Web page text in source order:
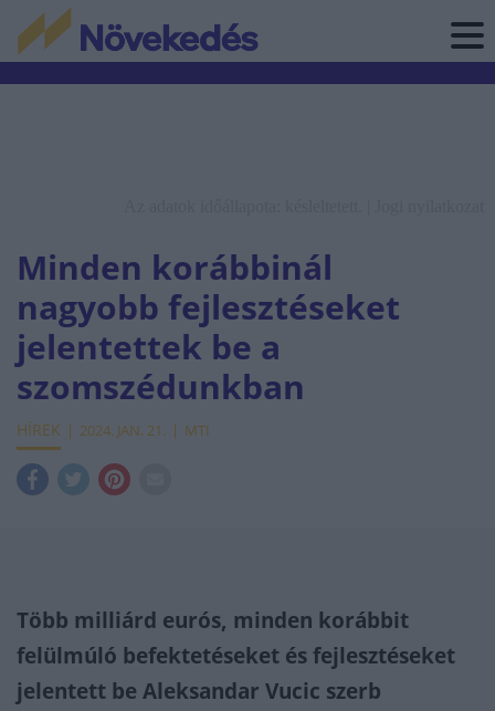
Minden korábbinál
nagyobb fejlesztéseket
jelentettek be a
szomszédunkban
HÍREK 2024. JAN. 21. MTI
Több milliárd eurós, minden korábbit
felülmúló befektetéseket és fejlesztéseket
jelentett be Aleksandar Vucic szerb